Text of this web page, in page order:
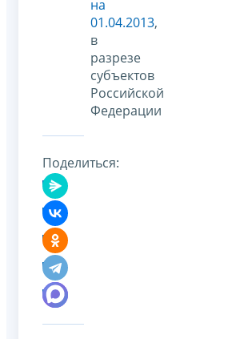
на
01.04.2013,
в
разрезе
субъектов
Российской
Федерации
Поделиться: